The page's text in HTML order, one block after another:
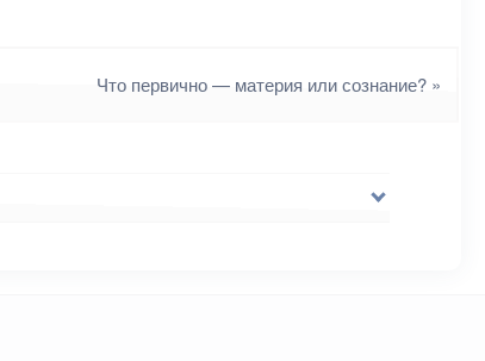
Что первично — материя или сознание? »